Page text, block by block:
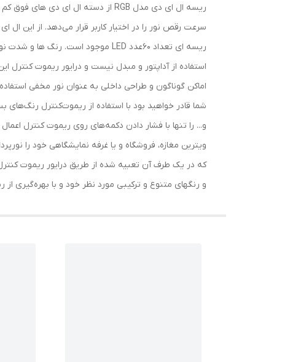
سرعت رقص نور را در اختیار کاربر قرار می‌دهد. از این
استفاده از آداپتور و مبدل نیست و درایور ریموت کنترل
شما قادر خواهید بود با استفاده از ریموت‌کنترل
و... را تنها با فشار دادن دکمه‌های روی ریموت کنترل
ویترین مغازه، فروشگاه و یا غرفه نمایشگاهی خود را
که در یک طرف آن تعبیه شده از طریق درایور ریموت
و رنگهای متنوع و ترکیبی مورد نظر خود و با بهره‌گیری